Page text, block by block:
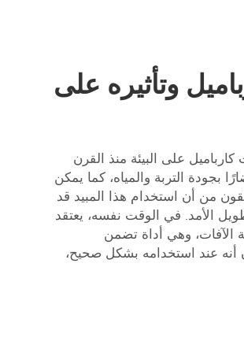
وتأثيره على
على البيئة منذ القرن
بجودة التربة والمياه، كما يمكن
من أن استخدام هذا المبيد قد
الأمد. في الوقت نفسه، يعتقد
الآفات، وهي أداة تضمن
أنه عند استخدامه بشكل صحيح،